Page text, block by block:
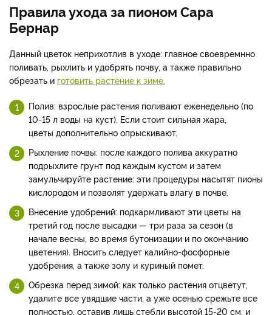
Правила ухода за пионом Сара
Бернар
Данный цветок неприхотлив в уходе: главное своевремнно
поливать, рыхлить и удобрять почву, а также правильно
обрезать и готовить растение к зиме.
Полив: взрослые растения поливают еженедельно (по
10-15 л воды на куст). Если стоит сильная жара,
цветы дополнительно опрыскивают.
Рыхление почвы: после каждого полива аккуратно
подрыхлите грунт под каждым кустом и затем
замульчируйте растение: эти процедуры насытят пионы
кислородом и позволят удержать влагу в почве.
Внесение удобрений: подкармливают эти цветы на
третий год после высадки — три раза за сезон (в
начале весны, во время бутонизации и по окончанию
цветения). Вносить следует калийно-фосфорные
удобрения, а также золу и куриный помет.
Обрезка перед зимой: как только растения отцветут,
удалите все увядшие части, а уже осенью срежьте все
полностью, оставив лишь стебли высотой 15-20 см, и